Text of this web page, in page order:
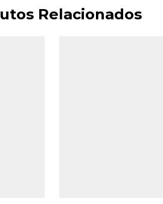
Relacionados